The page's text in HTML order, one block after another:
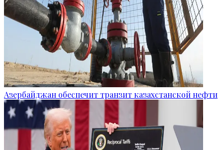
Азербайджан обеспечит транзит казахстанской нефти